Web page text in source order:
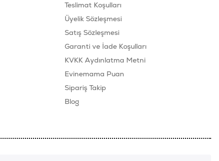
Teslimat Koşulları
Üyelik Sözleşmesi
Satış Sözleşmesi
Garanti ve İade Koşulları
KVKK Aydınlatma Metni
Evinemama Puan
Sipariş Takip
Blog